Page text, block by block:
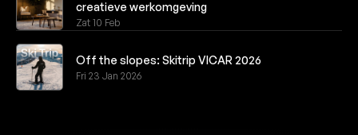
creatieve werkomgeving
Zat 10 Feb
Off the slopes: Skitrip VICAR 2026
Fri 23 Jan 2026